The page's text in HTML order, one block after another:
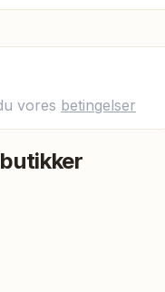
vores betingelser